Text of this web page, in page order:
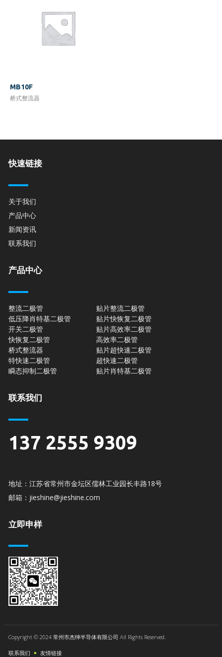
MB10F
桥式整流器
快速链接
关于我们
产品中心
新闻资讯
联系我们
产品中心
整流二极管
低压降肖特基二极管
开关二极管
快恢复二极管
桥式整流器
特快速二极管
瞬态抑制二极管
贴片整流二极管
贴片快恢复二极管
贴片高效率二极管
高效率二极管
贴片超快速二极管
超快速二极管
贴片肖特基二极管
联系我们
137 2555 9309
地址：江苏省常州市金坛区儒林工业园长丰路18号
邮箱：jieshine@jieshine.com
立即申样
Copyright © 2024 常州市杰绅半导体有限公司 All Rights Reserved.
联系我们 友情链接